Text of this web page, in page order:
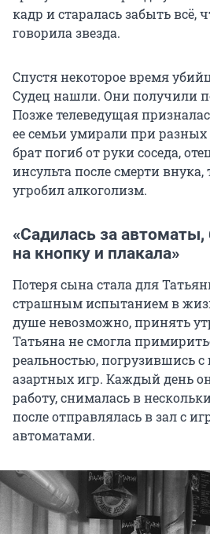
кадр и старалась забыть всё,
говорила звезда.
Спустя некоторое время
Судец нашли. Они получили
Позже телеведущая
ее семьи умирали при разных
брат погиб от руки соседа,
инсульта после смерти внука,
угробил алкоголизм.
«Садилась за
на кнопку и плакала»
Потеря сына стала для
страшным испытанием в
душе невозможно, принять
Татьяна не смогла
реальностью, погрузившись
азартных игр. Каждый день
работу, снималась в
после отправлялась в зал с
автоматами.